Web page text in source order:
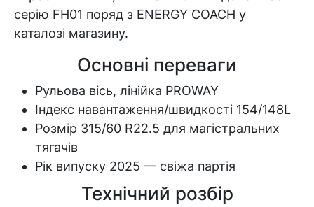
серію FH01 поряд з ENERGY COACH у
каталозі магазину.
Основні переваги
Рульова вісь, лінійка PROWAY
Індекс навантаження/швидкості 154/148L
Розмір 315/60 R22.5 для магістральних
тягачів
Рік випуску 2025 — свіжа партія
Технічний розбір